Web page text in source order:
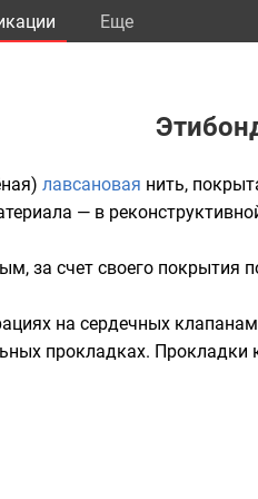
Eще
лавсановая нить,
— в
за счет своего покрытия
на сердечных
прокладках.